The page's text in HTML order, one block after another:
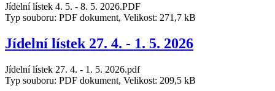
Jídelní lístek 4. 5. - 8. 5. 2026.PDF
Typ souboru: PDF dokument, Velikost: 271,7 kB
Jídelní lístek 27. 4. - 1. 5. 2026
Jídelní lístek 27. 4. - 1. 5. 2026.pdf
Typ souboru: PDF dokument, Velikost: 209,5 kB